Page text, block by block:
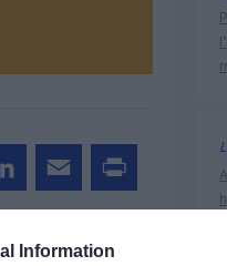
Information
Email Print